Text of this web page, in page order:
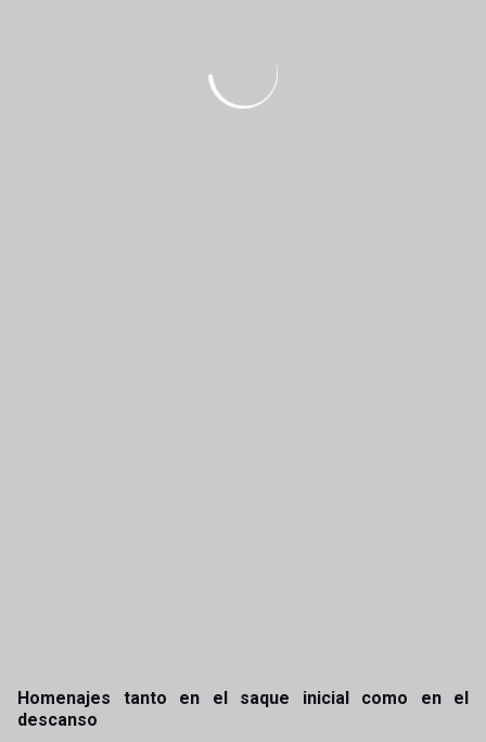
Homenajes tanto en el saque inicial como en el
descanso